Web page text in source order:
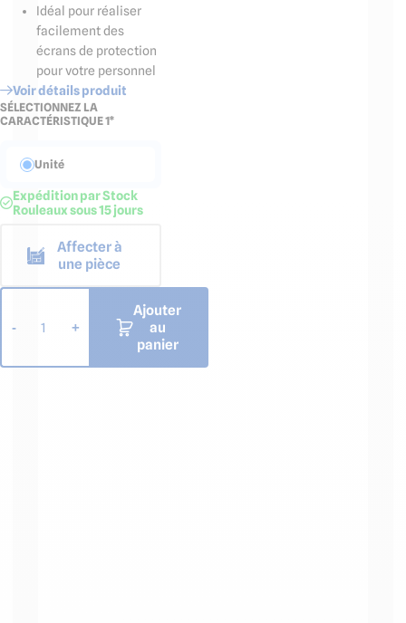
Idéal pour réaliser
facilement des
écrans de protection
pour votre personnel
Voir détails produit
SÉLECTIONNEZ LA
CARACTÉRISTIQUE 1*
Unité
Expédition par Stock
Rouleaux sous 15 jours
Affecter à
une pièce
- 1 +
Ajouter
au
panier